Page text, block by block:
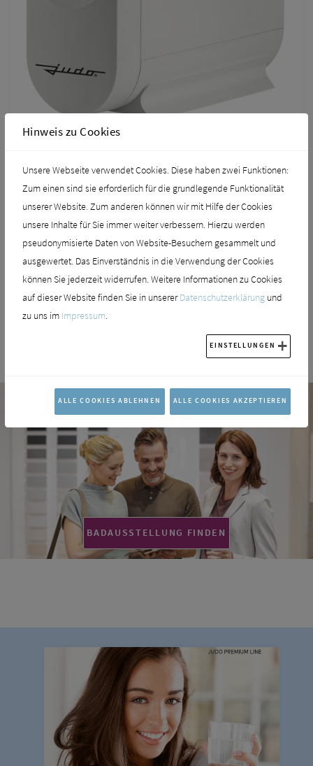
BADAUSSTELLUNG FINDEN
Hinweis zu Cookies
Unsere Webseite verwendet Cookies. Diese haben zwei Funktionen:
Zum einen sind sie erforderlich für die grundlegende Funktionalität
unserer Website. Zum anderen können wir mit Hilfe der Cookies
unsere Inhalte für Sie immer weiter verbessern. Hierzu werden
pseudonymisierte Daten von Website-Besuchern gesammelt und
ausgewertet. Das Einverständnis in die Verwendung der Cookies
können Sie jederzeit widerrufen. Weitere Informationen zu Cookies
auf dieser Website finden Sie in unsererDatenschutzerklärungund
zu uns im Impressum.
EINSTELLUNGEN
ALLE COOKIES ABLEHNEN ALLE COOKIES AKZEPTIEREN